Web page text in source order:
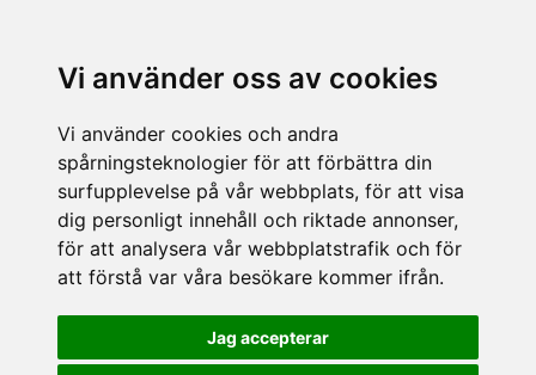
Vi använder oss av cookies
Vi använder cookies och andra
spårningsteknologier för att förbättra din
surfupplevelse på vår webbplats, för att visa
dig personligt innehåll och riktade annonser,
för att analysera vår webbplatstrafik och för
att förstå var våra besökare kommer ifrån.
Jag accepterar